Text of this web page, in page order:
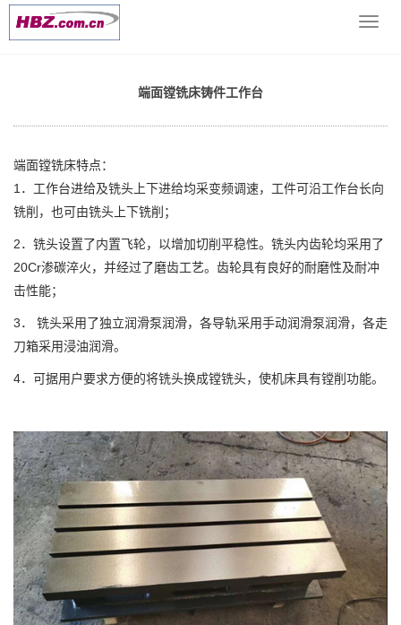
导
当前位置：网站首页
>> 端面镗铣床铸
端面镗铣床铸件工作台
端面镗铣床特点：
1．工作台进给及铣头上下进给均采变频调速，工件可沿工作台长向
铣削，也可由铣头上下铣削；
2．铣头设置了内置飞轮，以增加切削平稳性。铣头内齿轮均采用了
20Cr渗碳淬火，并经过了磨齿工艺。齿轮具有良好的耐磨性及耐冲
击性能；
3． 铣头采用了独立润滑泵润滑，各导轨采用手动润滑泵润滑，各走
刀箱采用浸油润滑。
4．可据用户要求方便的将铣头换成镗铣头，使机床具有镗削功能。